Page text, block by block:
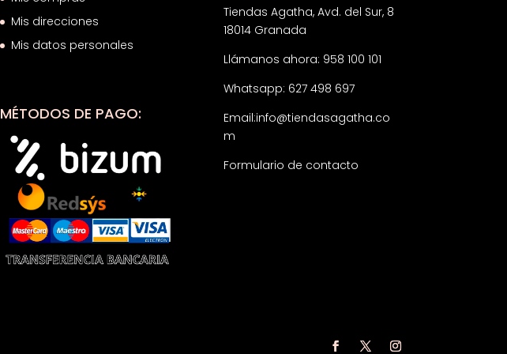
Mis direcciones
Mis datos personales
MÉTODOS DE PAGO:
Tiendas Agatha, Avd. del Sur, 8
18014 Granada
Llámanos ahora: 958 100 101
Whatsapp: 627 498 697
Email:info@tiendasagatha.co
m
Formulario de contacto